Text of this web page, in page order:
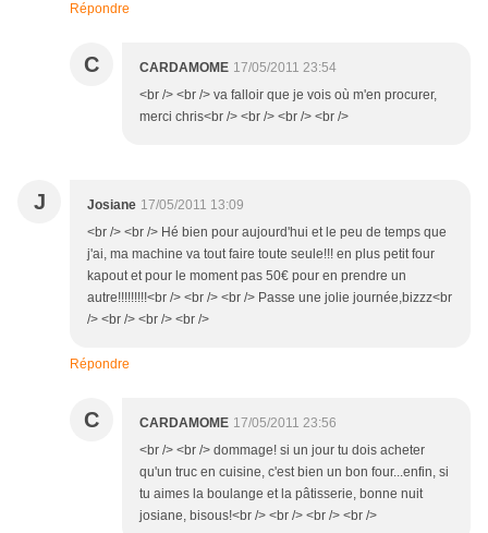
Répondre
C CARDAMOME 17/05/2011 23:54
<br /> <br /> va falloir que je vois où m'en procurer,
merci chris<br /> <br /> <br /> <br />
J Josiane 17/05/2011 13:09
<br /> <br /> Hé bien pour aujourd'hui et le peu de temps que
j'ai, ma machine va tout faire toute seule!!! en plus petit four
kapout et pour le moment pas 50€ pour en prendre un
autre!!!!!!!!!<br /> <br /> <br /> Passe une jolie journée,bizzz<br
/> <br /> <br /> <br />
Répondre
C CARDAMOME 17/05/2011 23:56
<br /> <br /> dommage! si un jour tu dois acheter
qu'un truc en cuisine, c'est bien un bon four...enfin, si
tu aimes la boulange et la pâtisserie, bonne nuit
josiane, bisous!<br /> <br /> <br /> <br />